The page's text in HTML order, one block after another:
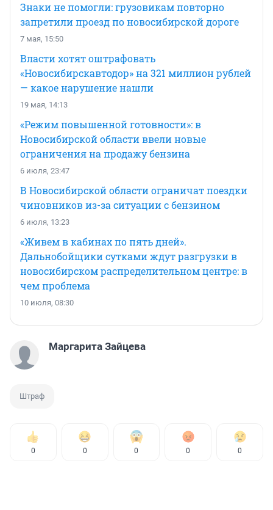
Знаки не помогли: грузовикам повторно
запретили проезд по новосибирской дороге
7 мая, 15:50
Власти хотят оштрафовать
«Новосибирскавтодор» на 321 миллион рублей
— какое нарушение нашли
19 мая, 14:13
«Режим повышенной готовности»: в
Новосибирской области ввели новые
ограничения на продажу бензина
6 июля, 23:47
В Новосибирской области ограничат поездки
чиновников из-за ситуации с бензином
6 июля, 13:23
«Живем в кабинах по пять дней».
Дальнобойщики сутками ждут разгрузки в
новосибирском распределительном центре: в
чем проблема
10 июля, 08:30
Маргарита Зайцева
Штраф
0 0 0 0 0